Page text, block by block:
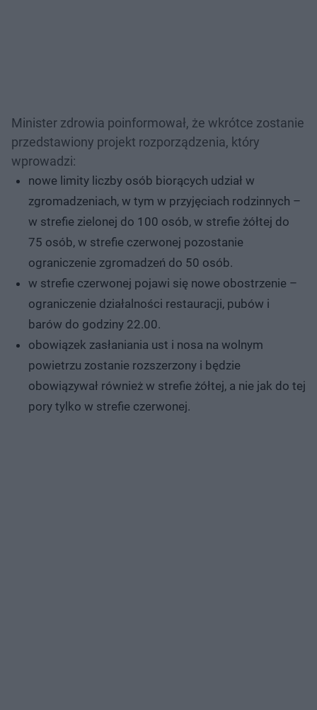
Minister zdrowia poinformował, że wkrótce zostanie
przedstawiony projekt rozporządzenia, który
wprowadzi:
nowe limity liczby osób biorących udział w
zgromadzeniach, w tym w przyjęciach rodzinnych –
w strefie zielonej do 100 osób, w strefie żółtej do
75 osób, w strefie czerwonej pozostanie
ograniczenie zgromadzeń do 50 osób.
w strefie czerwonej pojawi się nowe obostrzenie –
ograniczenie działalności restauracji, pubów i
barów do godziny 22.00.
obowiązek zasłaniania ust i nosa na wolnym
powietrzu zostanie rozszerzony i będzie
obowiązywał również w strefie żółtej, a nie jak do tej
pory tylko w strefie czerwonej.